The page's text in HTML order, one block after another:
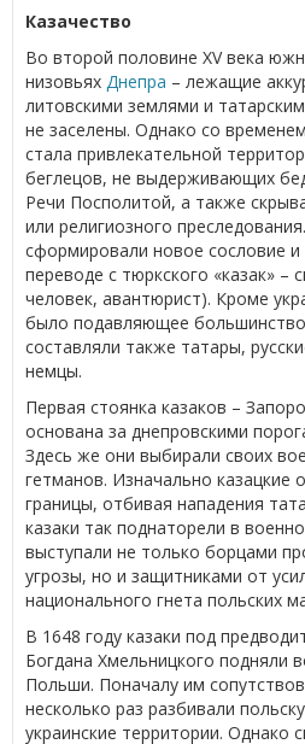
Казачество
Во второй половине XV века
низовьях Днепра – лежащие
литовскими землями и татарским
не заселены. Однако со
стала привлекательной
беглецов, не выдерживающих
Речи Посполитой, а также
или религиозного
сформировали новое сословие и
переводе с тюркского «казак» –
человек, авантюрист). Кроме
было подавляющее
составляли также татары,
немцы.
Первая стоянка казаков –
основана за днепровскими
Здесь же они выбирали своих
гетманов. Изначально
границы, отбивая нападения
казаки так поднаторели в
выступали не только борцами
угрозы, но и защитниками от
национального гнета польских
В 1648 году казаки под
Богдана Хмельницкого подняли
Польши. Поначалу им
несколько раз разбивали
украинские территории. Однако